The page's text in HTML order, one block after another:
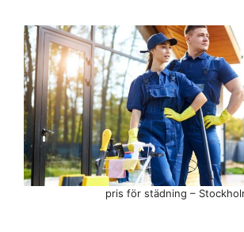
pris för städning –